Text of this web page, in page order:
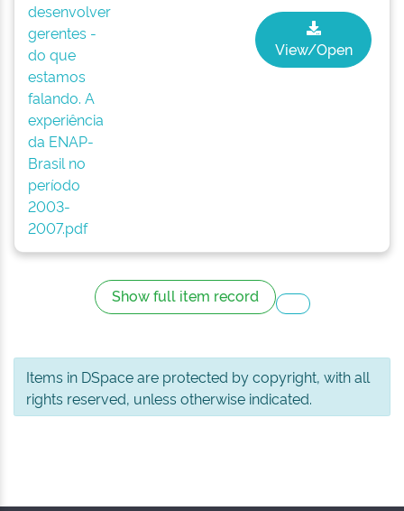
desenvolver
gerentes -
do que
estamos
falando. A
experiência
da ENAP-
Brasil no
período
2003-
2007.pdf
View/Open
Show full item record
Items in DSpace are protected by copyright, with all
rights reserved, unless otherwise indicated.